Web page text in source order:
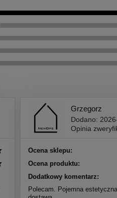
Grzegorz
Dodano:
Opinia
Ocena sklepu:
Ocena produktu:
Dodatkowy komentarz:
Polecam. Pojemna